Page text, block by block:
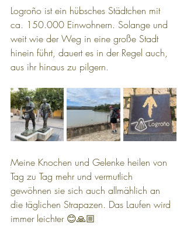
Logroño ist ein hübsches Städtchen mit
ca. 150.000 Einwohnern. Solange und
weit wie der Weg in eine große Stadt
hinein führt, dauert es in der Regel auch,
aus ihr hinaus zu pilgern.
Meine Knochen und Gelenke heilen von
Tag zu Tag mehr und vermutlich
gewöhnen sie sich auch allmählich an
die täglichen Strapazen. Das Laufen wird
immer leichter 😊🙏🏼